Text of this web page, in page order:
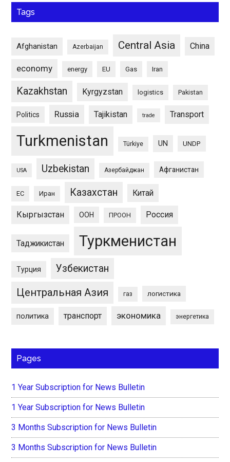
Tags
Afghanistan Azerbaijan Central Asia China
economy energy EU Gas Iran
Kazakhstan Kyrgyzstan logistics Pakistan
Politics Russia Tajikistan trade Transport
Turkmenistan Türkiye UN UNDP
USA Uzbekistan Азербайджан Афганистан
ЕС Иран Казахстан Китай
Кыргызстан ООН ПРООН Россия
Таджикистан Туркменистан
Турция Узбекистан
Центральная Азия газ логистика
политика транспорт экономика энергетика
Pages
1 Year Subscription for News Bulletin
1 Year Subscription for News Bulletin
3 Months Subscription for News Bulletin
3 Months Subscription for News Bulletin